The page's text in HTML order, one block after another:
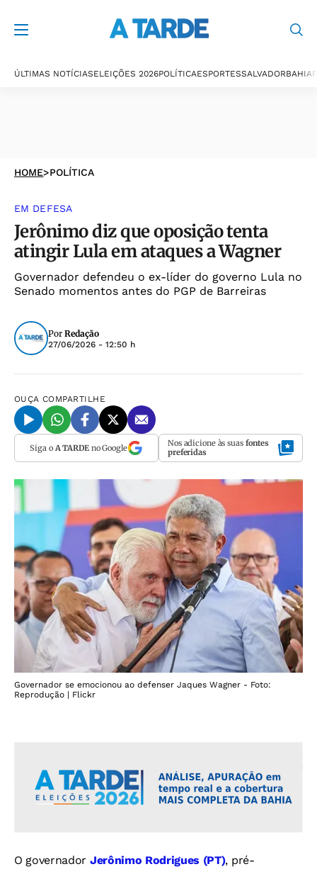
ÚLTIMAS NOTÍCIASELEIÇÕES 2026POLÍTICAESPORTESSALVADORBAHIA
HOME>POLÍTICA
EM DEFESA
Jerônimo diz que oposição tenta
atingir Lula em ataques a Wagner
Governador defendeu o ex-líder do governo Lula no
Senado momentos antes do PGP de Barreiras
Por Redação
27/06/2026 - 12:50 h
OUÇA COMPARTILHE
Siga o A TARDEno Google Nos adicione às suas fontes
preferidas
Governador se emocionou ao defenser Jaques Wagner - Foto:
Reprodução | Flickr
O governador Jerônimo Rodrigues (PT), pré-